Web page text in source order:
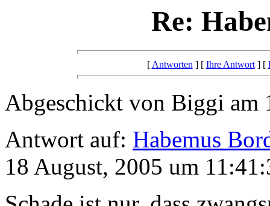
Re:
[Antworten] [ Ihre Antwort] [
Abgeschickt von Biggi am
Antwort auf: Habemus
18 August, 2005 um